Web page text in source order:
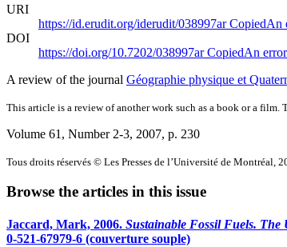
URI
https://id.erudit.org/iderudit/038997arCopiedAn
DOI
https://doi.org/10.7202/038997arCopiedAn
A review of the journal Géographie physique et
This article is a review of another work such as a book or a
Volume 61, Number 2-3, 2007, p. 230
Tous droits réservés © Les Presses de l’Université de Montréal,
Browse the articles in this issue
Jaccard, Mark, 2006. Sustainable Fossil Fuels.
0-521-67979-6 (couverture souple)